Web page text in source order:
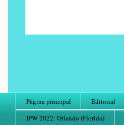
Página principal Editorial
IPW 2022: Orlando (Florida)